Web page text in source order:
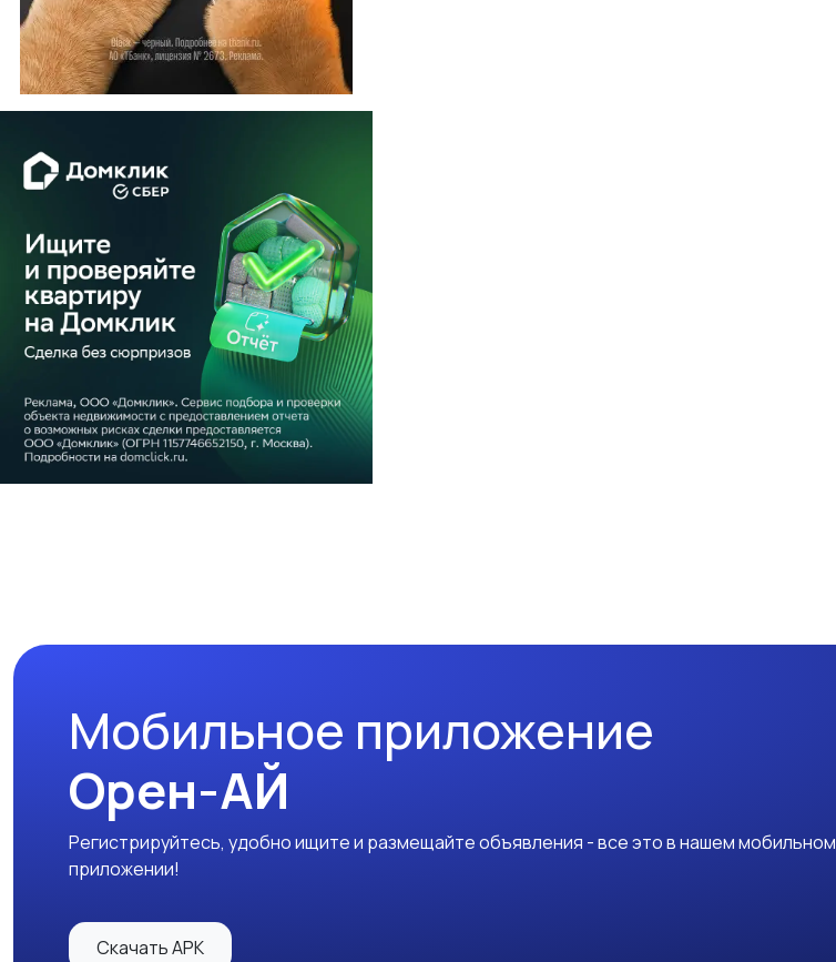
Мобильное приложение
Орен-АЙ
Регистрируйтесь, удобно ищите и размещайте объявления - все это в нашем мобильном
приложении!
Скачать APK